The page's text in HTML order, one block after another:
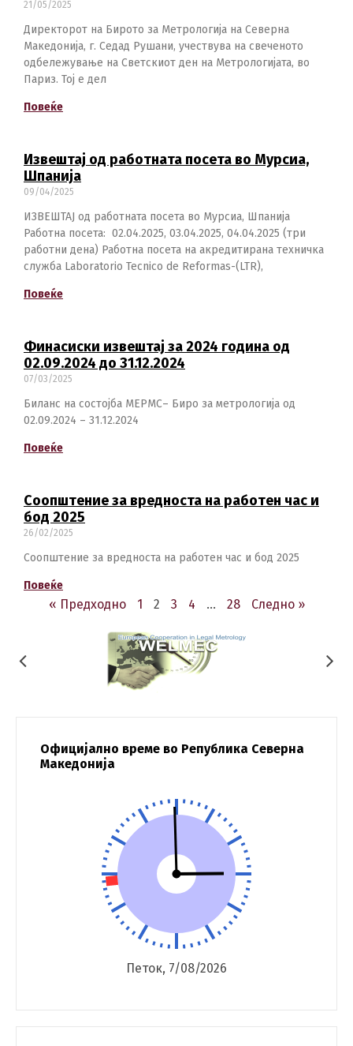
21/05/2025
Директорот на Бирото за Метрологија на Северна
Македонија, г. Седад Рушани, учествува на свеченото
одбележување на Светскиот ден на Метрологијата, во
Париз. Тој е дел
Повеќе
Извештај од работната посета во Мурсиа,
Шпанија
09/04/2025
ИЗВЕШТАЈ од работната посета во Мурсиа, Шпанија
Работна посета: 02.04.2025, 03.04.2025, 04.04.2025 (три
работни дена) Работна посета на акредитирана техничка
служба Laboratorio Tecnico de Reformas-(LTR),
Повеќе
Финасиски извештај за 2024 година од
02.09.2024 до 31.12.2024
07/03/2025
Биланс на состојба МЕРМС– Биро за метрологија од
02.09.2024 – 31.12.2024
Повеќе
Соопштение за вредноста на работен час и
бод 2025
26/02/2025
Соопштение за вредноста на работен час и бод 2025
Повеќе
« Предходно 1 2 3 4 … 28 Следно »
Официјално време во Република Северна
Македонија
Петок, 7/08/2026